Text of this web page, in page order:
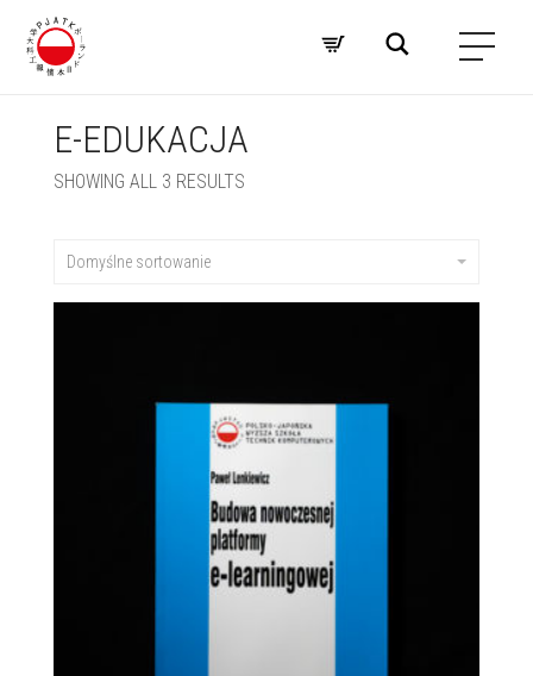
E-EDUKACJA
SHOWING ALL 3 RESULTS
Domyślne sortowanie